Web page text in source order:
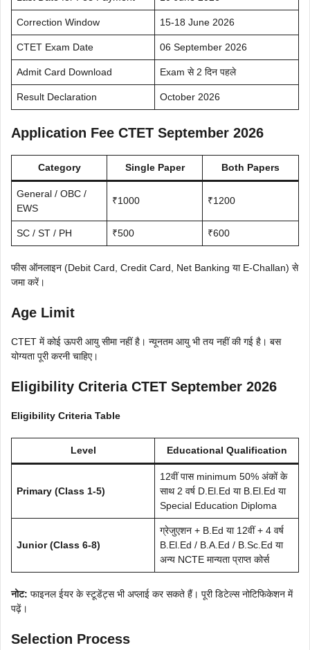
Correction Window 15-18 June 2026
CTET Exam Date 06 September 2026
Admit Card Download Exam से 2 दिन पहले
Result Declaration October 2026
Application Fee CTET September 2026
Category Single Paper Both Papers
General / OBC /
EWS
₹1000 ₹1200
SC / ST / PH ₹500 ₹600
फीस ऑनलाइन (Debit Card, Credit Card, Net Banking या E-Challan) से
जमा करें।
Age Limit
CTET में कोई ऊपरी आयु सीमा नहीं है। न्यूनतम आयु भी तय नहीं की गई है। बस
योग्यता पूरी करनी चाहिए।
Eligibility Criteria CTET September 2026
Eligibility Criteria Table
Level Educational Qualification
Primary (Class 1-5)
12वीं पास minimum 50% अंकों के
साथ 2 वर्ष D.El.Ed या B.El.Ed या
Special Education Diploma
Junior (Class 6-8)
ग्रेजुएशन + B.Ed या 12वीं + 4 वर्ष
B.El.Ed / B.A.Ed / B.Sc.Ed या
अन्य NCTE मान्यता प्राप्त कोर्स
नोट: फाइनल ईयर के स्टूडेंट्स भी अप्लाई कर सकते हैं। पूरी डिटेल्स नोटिफिकेशन में
पढ़ें।
Selection Process